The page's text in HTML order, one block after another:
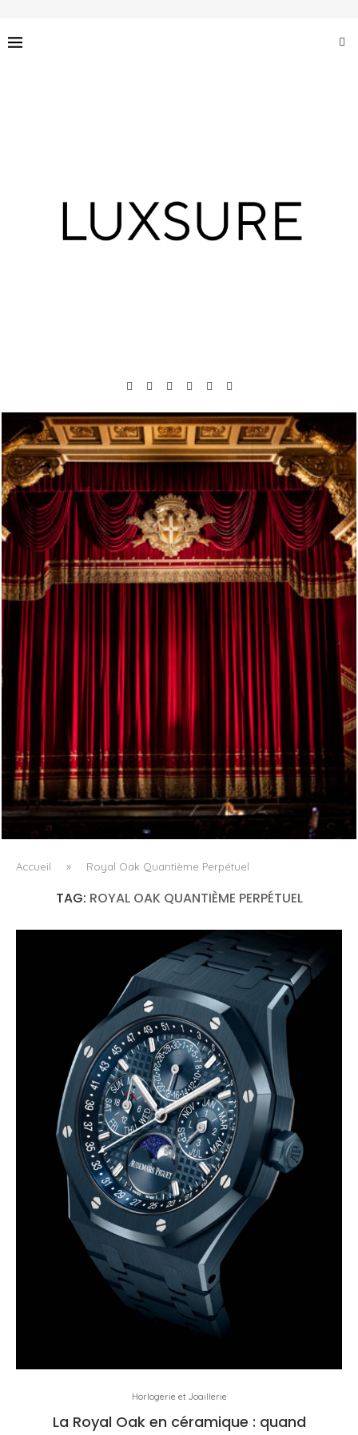
PORTRAIT MILANO, OU L’OPÉRA COMME ART DE SÉJOUR
Accueil » Royal Oak Quantième Perpétuel
TAG: ROYAL OAK QUANTIÈME PERPÉTUEL
Horlogerie et Joaillerie
La Royal Oak en céramique : quand